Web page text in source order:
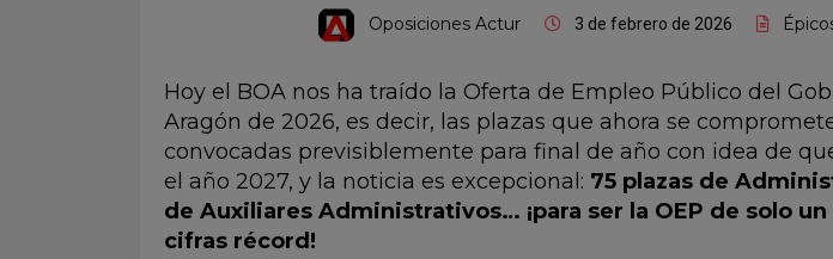
Oposiciones Actur 3 de febrero de 2026
Hoy el BOA nos ha traído la Oferta de Empleo Público del
Aragón de 2026, es decir, las plazas que ahora se
convocadas previsiblemente para final de año con idea de
el año 2027, y la noticia es excepcional: 75 plazas de
de Auxiliares Administrativos… ¡para ser la OEP de solo
cifras récord!